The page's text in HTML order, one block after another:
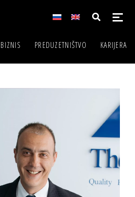
BIZNIS PREDUZETNIŠTVO KARIJERA